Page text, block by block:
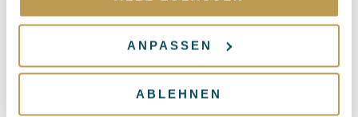
ANPASSEN
ABLEHNEN
Knife club
Become part of the Ampersand family